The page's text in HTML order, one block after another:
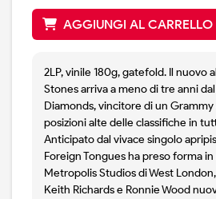
AGGIUNGI AL CARRELLO
2LP, vinile 180g, gatefold. Il nuovo
Stones arriva a meno di tre anni
Diamonds, vincitore di un
posizioni alte delle classifiche in
Anticipato dal vivace singolo
Foreign Tongues ha preso forma
Metropolis Studios di West
Keith Richards e Ronnie Wood